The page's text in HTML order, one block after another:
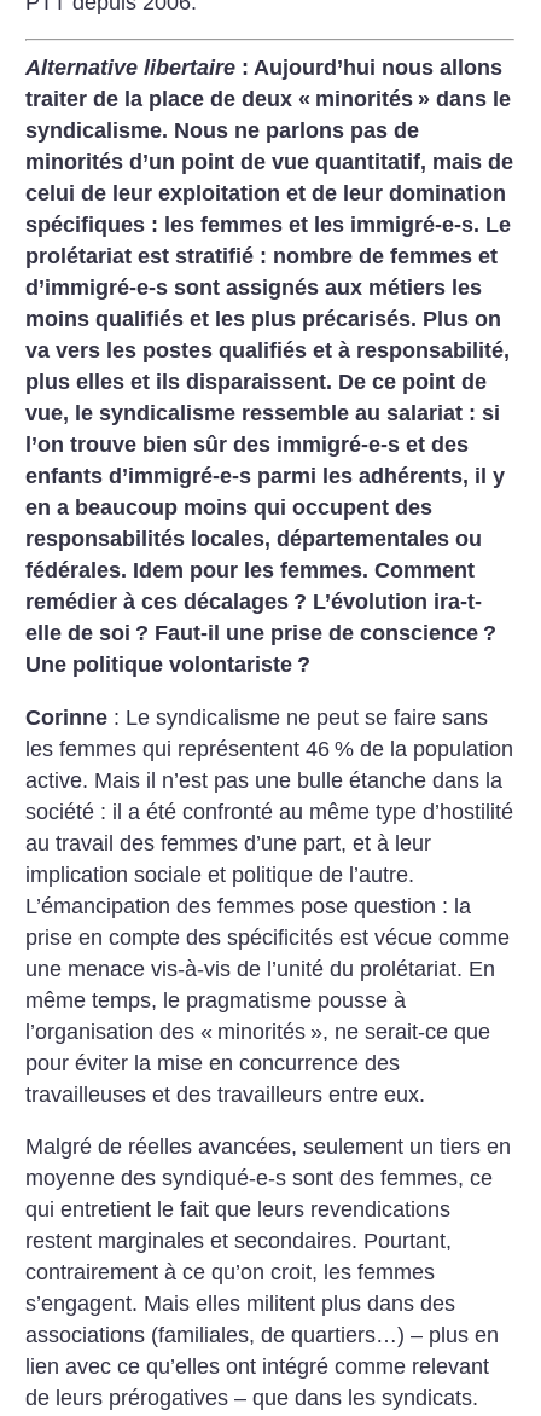
Alternative libertaire : Aujourd’hui nous allons
traiter de la place de deux « minorités » dans le
syndicalisme. Nous ne parlons pas de
minorités d’un point de vue quantitatif, mais de
celui de leur exploitation et de leur domination
spécifiques : les femmes et les immigré-e-s. Le
prolétariat est stratifié : nombre de femmes et
d’immigré-e-s sont assignés aux métiers les
moins qualifiés et les plus précarisés. Plus on
va vers les postes qualifiés et à responsabilité,
plus elles et ils disparaissent. De ce point de
vue, le syndicalisme ressemble au salariat : si
l’on trouve bien sûr des immigré-e-s et des
enfants d’immigré-e-s parmi les adhérents, il y
en a beaucoup moins qui occupent des
responsabilités locales, départementales ou
fédérales. Idem pour les femmes. Comment
remédier à ces décalages ? L’évolution ira-t-
elle de soi ? Faut-il une prise de conscience ?
Une politique volontariste ?
Corinne : Le syndicalisme ne peut se faire sans
les femmes qui représentent 46 % de la population
active. Mais il n’est pas une bulle étanche dans la
société : il a été confronté au même type d’hostilité
au travail des femmes d’une part, et à leur
implication sociale et politique de l’autre.
L’émancipation des femmes pose question : la
prise en compte des spécificités est vécue comme
une menace vis-à-vis de l’unité du prolétariat. En
même temps, le pragmatisme pousse à
l’organisation des « minorités », ne serait-ce que
pour éviter la mise en concurrence des
travailleuses et des travailleurs entre eux.
Malgré de réelles avancées, seulement un tiers en
moyenne des syndiqué-e-s sont des femmes, ce
qui entretient le fait que leurs revendications
restent marginales et secondaires. Pourtant,
contrairement à ce qu’on croit, les femmes
s’engagent. Mais elles militent plus dans des
associations (familiales, de quartiers…) – plus en
lien avec ce qu’elles ont intégré comme relevant
de leurs prérogatives – que dans les syndicats.